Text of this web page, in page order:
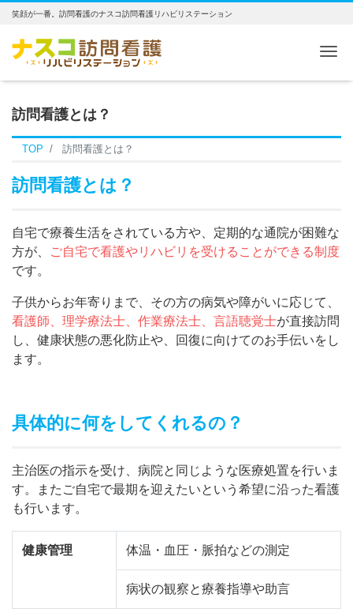
笑顔が一番。訪問看護のナスコ訪問看護リハビリステーション
訪問看護とは？
TOP 訪問看護とは？
訪問看護とは？
自宅で療養生活をされている方や、定期的な通院が困難な
方が、
ご自宅で看護やリハビリを受けることができる制度
です。
子供からお年寄りまで、その方の病気や障がいに応じて、
看護師、理学療法士、作業療法士、言語聴覚士が直接訪問
し、健康状態の悪化防止や、回復に向けてのお手伝いをし
ます。
具体的に何をしてくれるの？
主治医の指示を受け、病院と同じような医療処置を行いま
す。またご自宅で最期を迎えたいという希望に沿った看護
も行います。
健康管理 体温・血圧・脈拍などの測定
病状の観察と療養指導や助言